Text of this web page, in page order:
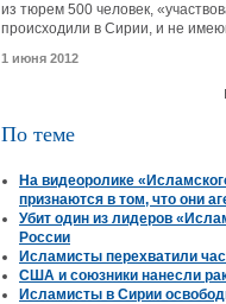
из тюрем 500 человек,
происходили в Сирии, и не
1 июня 2012
По теме
На видеоролике
признаются в том, что они
Убит один из лидеров
России
Исламисты перехватили
США и союзники нанесли
Исламисты в Сирии